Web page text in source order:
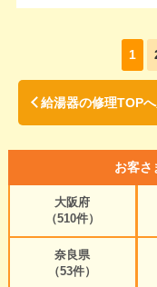
1
給湯器の修理TOP
お客さ
大阪府
（510件）
奈良県
（53件）